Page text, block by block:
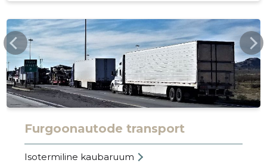
JANAUTO.EE
Furgoonautode transport
Isotermiline kaubaruum